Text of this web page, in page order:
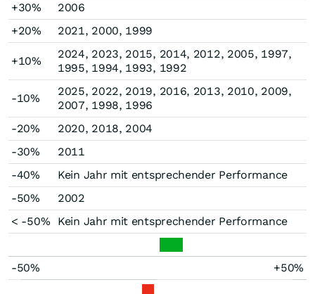
+30%
2006
+20%
2021, 2000, 1999
+10%
2024, 2023, 2015, 2014, 2012, 2005, 1997,
1995, 1994, 1993, 1992
-10%
2025, 2022, 2019, 2016, 2013, 2010, 2009,
2007, 1998, 1996
-20%
2020, 2018, 2004
-30%
2011
-40%
Kein Jahr mit entsprechender Performance
-50%
2002
< -50%
Kein Jahr mit entsprechender Performance
-50% +50%